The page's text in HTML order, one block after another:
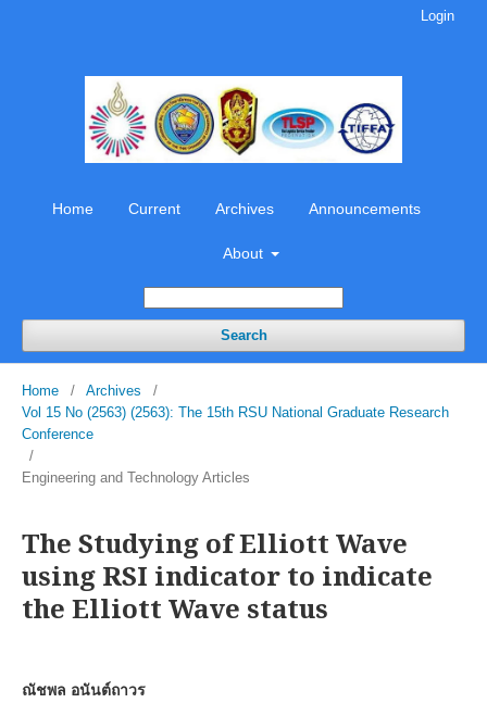
Home Current Archives Announcements
About
Search
Login
Home / Archives
/
Vol 15 No (2563) (2563): The 15th RSU National Graduate Research
Conference
/
Engineering and Technology Articles
The Studying of Elliott Wave
using RSI indicator to indicate
the Elliott Wave status
ณัชพล อนันต์ถาวร